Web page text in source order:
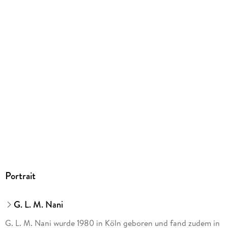
Portrait
G. L. M. Nani
G. L. M. Nani wurde 1980 in Köln geboren und fand zudem in